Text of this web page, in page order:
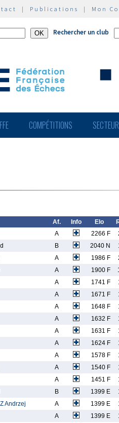
| Publications | Mon
Rechercher un club
FFE COMPÉTITIONS
Af. Info Elo
A 2266 F
B 2040 N
A 1986 F
A 1900 F
A 1741 F
A 1671 F
A 1648 F
A 1632 F
A 1631 F
A 1624 F
A 1578 F
A 1540 F
A 1451 F
B 1399 E
Andrzej A 1399 E
A 1399 E